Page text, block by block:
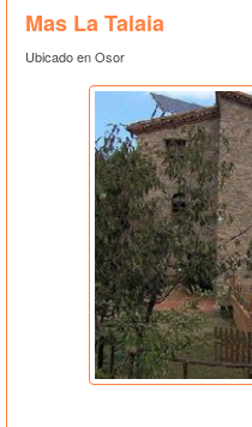
Mas La Talaia
Ubicado en Osor